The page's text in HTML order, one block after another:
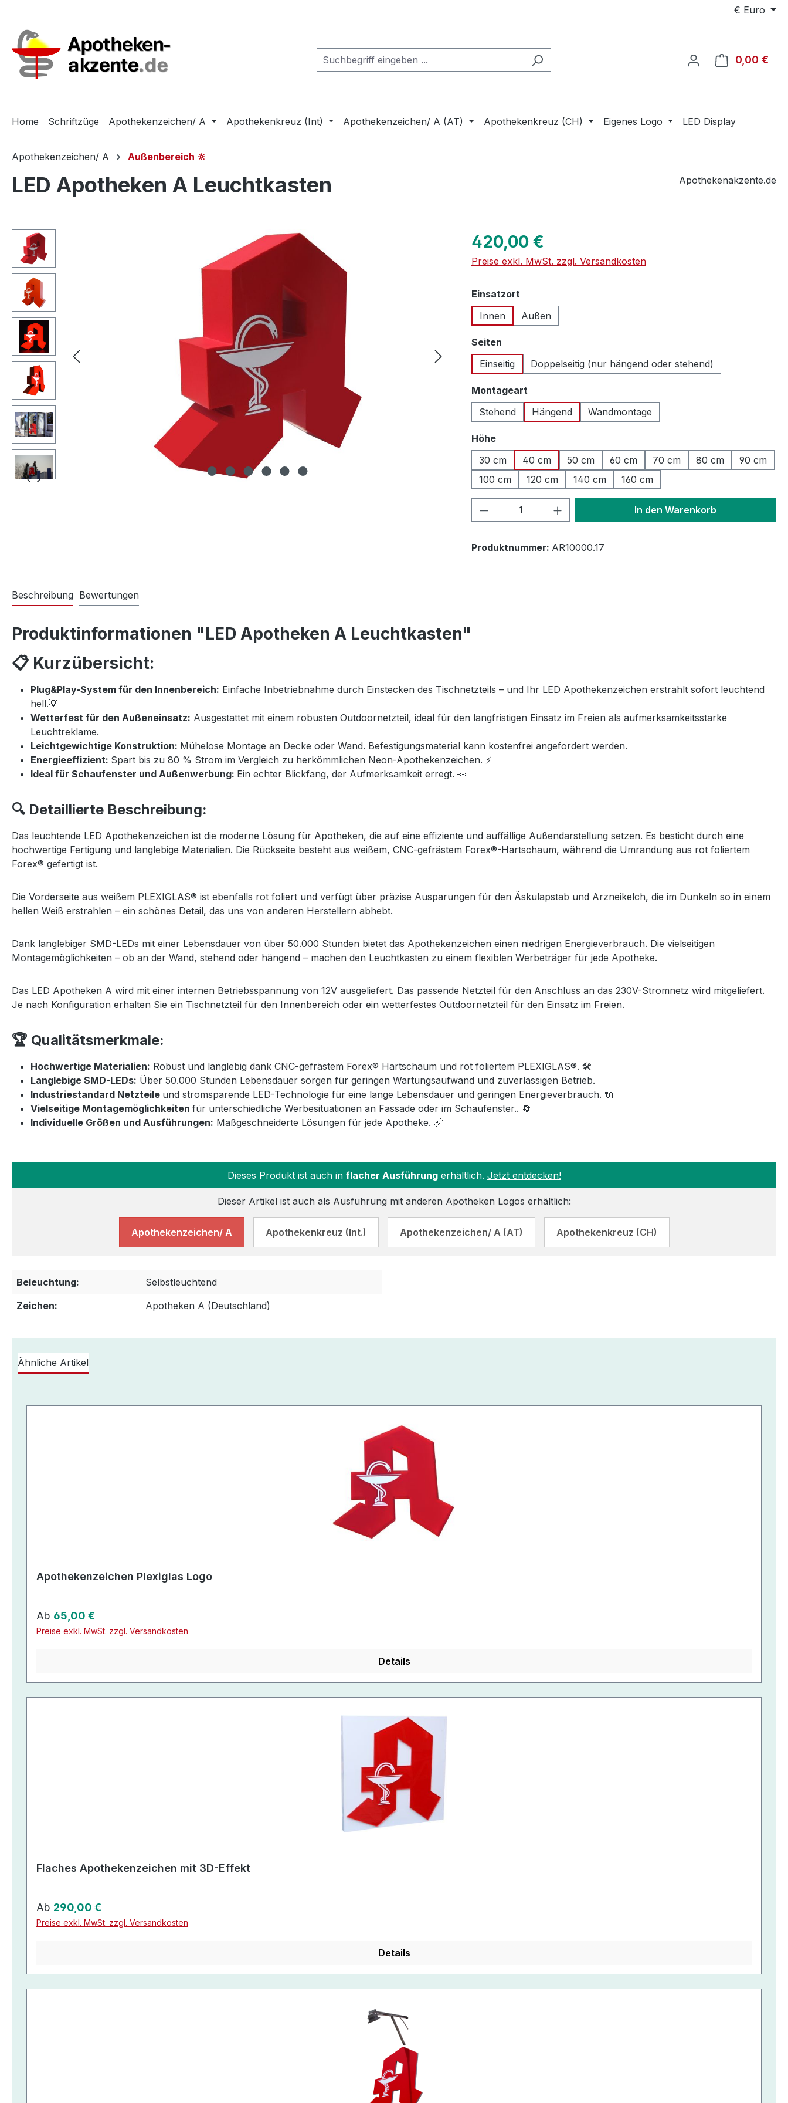
€ Euro
0,00 €
Home Schriftzüge Apothekenzeichen/ A Apothekenkreuz (Int) Apothekenzeichen/ A (AT) Apothekenkreuz (CH) Eigenes Logo LED Display
Apothekenzeichen/ A Außenbereich 🔆
LED Apotheken A Leuchtkasten Apothekenakzente.de
Bildergalerie überspringen Regulärer Preis:
420,00 €
Preise exkl. MwSt. zzgl. Versandkosten
Einsatzort
Innen
Außen
Seiten
Einseitig
Doppelseitig (nur hängend oder stehend)
Montageart
Stehend
Hängend Wandmontage
Höheauswählen
30 cm
40 cm 50 cm 60 cm 70 cm 80 cm
90 cm
100 cm
120 cm 140 cm 160 cm
Produkt Anzahl: Gib den gewünschten Wert
In den Warenkorb
Produktnummer: AR10000.17
Beschreibung Bewertungen
Produktinformationen "LED Apotheken A Leuchtkasten"
📋 Kurzübersicht:
Plug&Play-System für den Innenbereich: Einfache Inbetriebnahme durch Einstecken des Tischnetzteils – und Ihr LED Apothekenzeichen erstrahlt sofort leuchtend
hell.💡
Wetterfest für den Außeneinsatz: Ausgestattet mit einem robusten Outdoornetzteil, ideal für den langfristigen Einsatz im Freien als aufmerksamkeitsstarke
Leuchtreklame.
Leichtgewichtige Konstruktion: Mühelose Montage an Decke oder Wand. Befestigungsmaterial kann kostenfrei angefordert werden.
Energieeffizient: Spart bis zu 80 % Strom im Vergleich zu herkömmlichen Neon-Apothekenzeichen. ⚡
Ideal für Schaufenster und Außenwerbung: Ein echter Blickfang, der Aufmerksamkeit erregt. 👀
🔍 Detaillierte Beschreibung:
Das leuchtende LED Apothekenzeichen ist die moderne Lösung für Apotheken, die auf eine effiziente und auffällige Außendarstellung setzen. Es besticht durch eine
hochwertige Fertigung und langlebige Materialien. Die Rückseite besteht aus weißem, CNC-gefrästem Forex®-Hartschaum, während die Umrandung aus rot foliertem
Forex® gefertigt ist.
Die Vorderseite aus weißem PLEXIGLAS® ist ebenfalls rot foliert und verfügt über präzise Ausparungen für den Äskulapstab und Arzneikelch, die im Dunkeln so in einem
hellen Weiß erstrahlen – ein schönes Detail, das uns von anderen Herstellern abhebt.
Dank langlebiger SMD-LEDs mit einer Lebensdauer von über 50.000 Stunden bietet das Apothekenzeichen einen niedrigen Energieverbrauch. Die vielseitigen
Montagemöglichkeiten – ob an der Wand, stehend oder hängend – machen den Leuchtkasten zu einem flexiblen Werbeträger für jede Apotheke.
Das LED Apotheken A wird mit einer internen Betriebsspannung von 12V ausgeliefert. Das passende Netzteil für den Anschluss an das 230V-Stromnetz wird mitgeliefert.
Je nach Konfiguration erhalten Sie ein Tischnetzteil für den Innenbereich oder ein wetterfestes Outdoornetzteil für den Einsatz im Freien.
🏆 Qualitätsmerkmale:
Hochwertige Materialien: Robust und langlebig dank CNC-gefrästem Forex® Hartschaum und rot foliertem PLEXIGLAS®. 🛠️
Langlebige SMD-LEDs: Über 50.000 Stunden Lebensdauer sorgen für geringen Wartungsaufwand und zuverlässigen Betrieb.
Industriestandard Netzteile und stromsparende LED-Technologie für eine lange Lebensdauer und geringen Energieverbrauch. 🔌
Vielseitige Montagemöglichkeiten für unterschiedliche Werbesituationen an Fassade oder im Schaufenster.. 🔄
Individuelle Größen und Ausführungen: Maßgeschneiderte Lösungen für jede Apotheke. 📏
Dieses Produkt ist auch in flacher Ausführungerhältlich. Jetzt entdecken!
Dieser Artikel ist auch als Ausführung mit anderen Apotheken Logos erhältlich:
Apothekenzeichen/ A Apothekenkreuz (Int.) Apothekenzeichen/ A (AT) Apothekenkreuz (CH)
Beleuchtung:
Selbstleuchtend
Zeichen:
Apotheken A (Deutschland)
Ähnliche Artikel
Apothekenzeichen Plexiglas Logo
Regulärer Preis:
Ab 65,00 €
Preise exkl. MwSt. zzgl. Versandkosten
Details
Flaches Apothekenzeichen mit 3D-Effekt
Regulärer Preis:
Ab 290,00 €
Preise exkl. MwSt. zzgl. Versandkosten
Details